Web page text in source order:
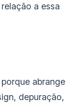
a essa
abrange
depuração,